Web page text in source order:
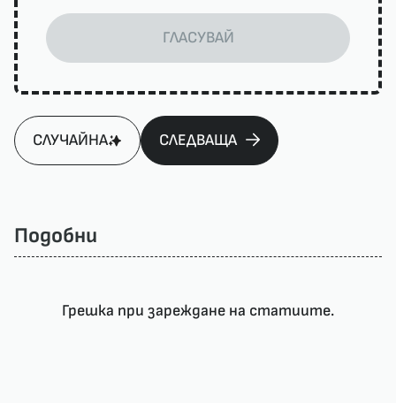
ГЛАСУВАЙ
СЛУЧАЙНА СЛЕДВАЩА
Подобни
Грешка при зареждане на статиите.